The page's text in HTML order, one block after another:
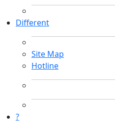
Different
Site Map
Hotline
?